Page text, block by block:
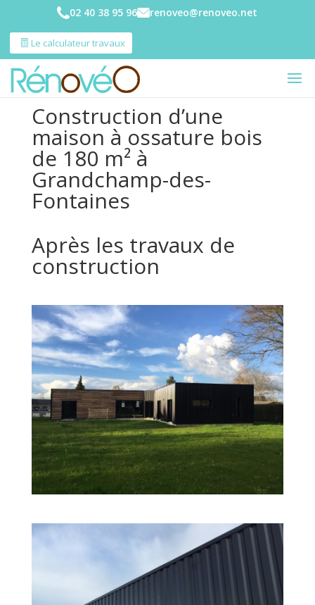
02 40 38 95 96 renoveo@renoveo.net
Le calculateur travaux
Construction d’une
maison à ossature bois
de 180 m² à
Grandchamp-des-
Fontaines
Après les travaux de
construction